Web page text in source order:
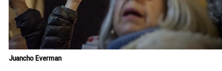
Juancho Everman